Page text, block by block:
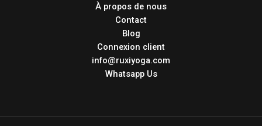
À propos de nous
Contact
Blog
Connexion client
info@ruxiyoga.com
Whatsapp Us